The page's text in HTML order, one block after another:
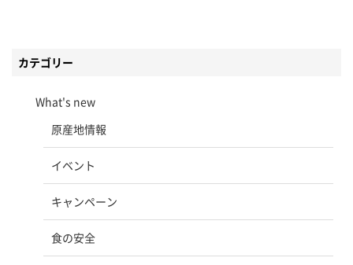
カテゴリー
What's new
原産地情報
イベント
キャンペーン
食の安全